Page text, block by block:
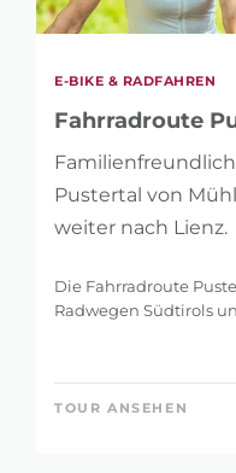
E-BIKE & RADFAHREN
Fahrradroute
Pustertal von
weiter nach Lienz.
Die Fahrradroute
Radwegen Südtirols
TOUR ANSEHEN